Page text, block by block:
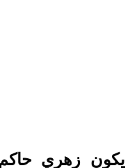
يكون زهري حاكم